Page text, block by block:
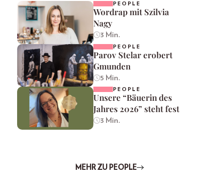
PEOPLE
Wordrap mit Szilvia
Nagy
3 Min.
PEOPLE
Parov Stelar erobert
Gmunden
5 Min.
PEOPLE
Unsere “Bäuerin des
Jahres 2026” steht fest
3 Min.
MEHR ZU PEOPLE